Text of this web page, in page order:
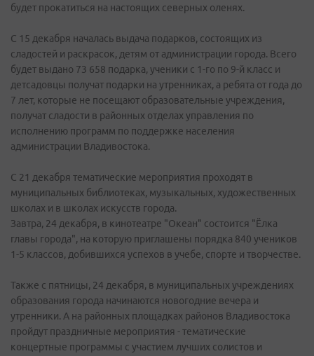
будет прокатиться на настоящих северных оленях.
С 15 декабря началась выдача подарков, состоящих из
сладостей и раскрасок, детям от администрации города. Всего
будет выдано 73 658 подарка, ученики с 1-го по 9-й класс и
детсадовцы получат подарки на утренниках, а ребята от года до
7 лет, которые не посещают образовательные учреждения,
получат сладости в районных отделах управления по
исполнению программ по поддержке населения
администрации Владивостока.
С 21 декабря тематические мероприятия проходят в
муниципальных библиотеках, музыкальных, художественных
школах и в школах искусств города.
Завтра, 24 декабря, в кинотеатре "Океан" состоится "Ёлка
главы города", на которую приглашены порядка 840 учеников
1-5 классов, добившихся успехов в учебе, спорте и творчестве.
Также с пятницы, 24 декабря, в муниципальных учреждениях
образования города начинаются новогодние вечера и
утренники. А на районных площадках районов Владивостока
пройдут праздничные мероприятия - тематические
концертные программы с участием лучших солистов и